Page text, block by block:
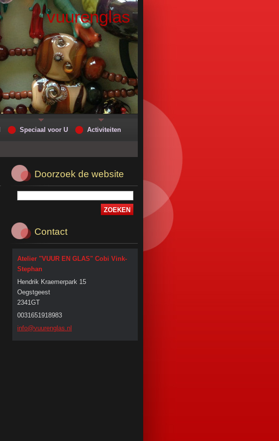
vuurenglas
Doorzoek de website
Contact
Atelier "VUUR EN GLAS" Cobi Vink-
Stephan
Hendrik Kraemerpark 15
Oegstgeest
2341GT
0031651918983
info@vuurenglas.nl
Speciaal voor U Activiteiten